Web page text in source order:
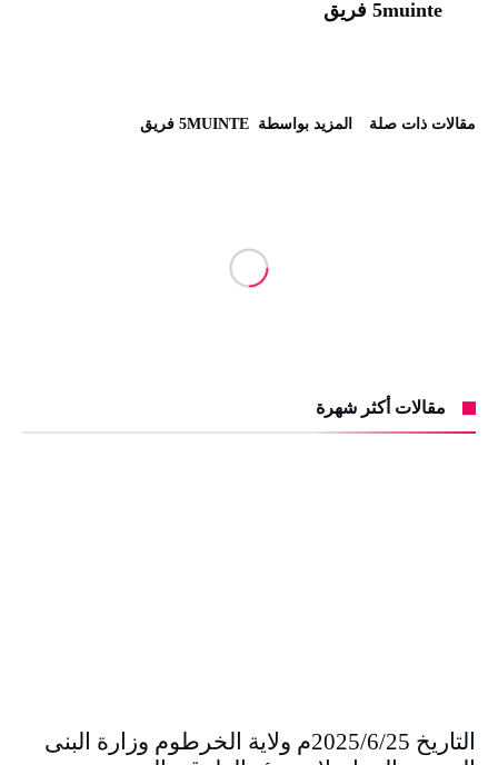
5muinte فريق
‫مقالات ذات صلة‬ ‫‫المزيد بواسطة‬ ‬ 5MUINTE فريق
مقالات أكثر شهرة
التاريخ 2025/6/25م ولاية الخرطوم وزارة البنى